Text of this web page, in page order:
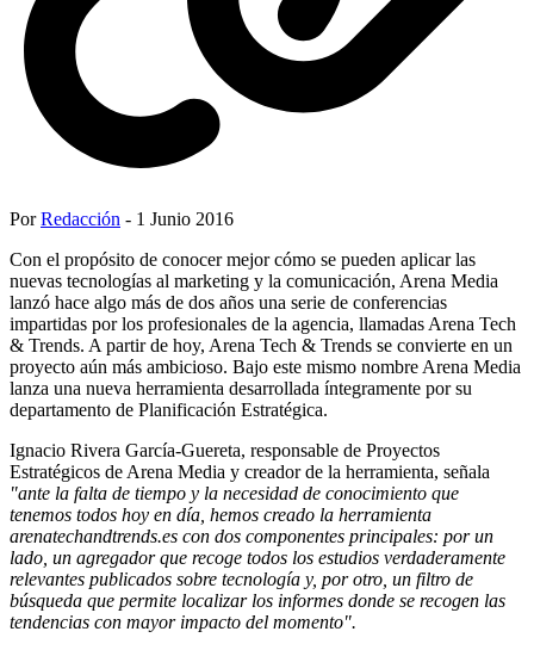
PorRedacción - 1 Junio 2016
Con el propósito de conocer mejor cómo se pueden aplicar las
nuevas tecnologías al marketing y la comunicación, Arena Media
lanzó hace algo más de dos años una serie de conferencias
impartidas por los profesionales de la agencia, llamadas Arena Tech
& Trends. A partir de hoy, Arena Tech & Trends se convierte en un
proyecto aún más ambicioso. Bajo este mismo nombre Arena Media
lanza una nueva herramienta desarrollada íntegramente por su
departamento de Planificación Estratégica.
Ignacio Rivera García-Guereta, responsable de Proyectos
Estratégicos de Arena Media y creador de la herramienta, señala
"ante la falta de tiempo y la necesidad de conocimiento que
tenemos todos hoy en día, hemos creado la herramienta
arenatechandtrends.es con dos componentes principales: por un
lado, un agregador que recoge todos los estudios verdaderamente
relevantes publicados sobre tecnología y, por otro, un filtro de
búsqueda que permite localizar los informes donde se recogen las
tendencias con mayor impacto del momento".